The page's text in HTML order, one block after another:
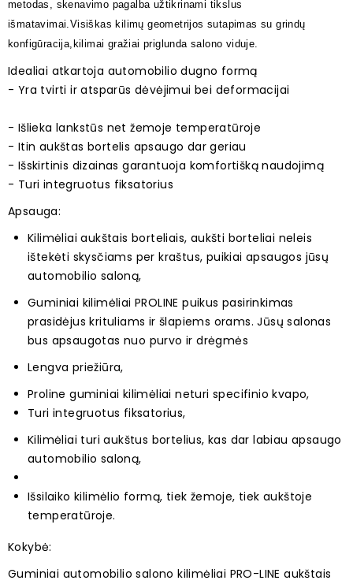
metodas, skenavimo pagalba užtikrinami tikslus
išmatavimai.Visiškas kilimų geometrijos sutapimas su grindų
konfigūracija,kilimai gražiai priglunda salono viduje.
Idealiai atkartoja automobilio dugno formą
- Yra tvirti ir atsparūs dėvėjimui bei deformacijai
- Išlieka lankstūs net žemoje temperatūroje
- Itin aukštas bortelis apsaugo dar geriau
- Išskirtinis dizainas garantuoja komfortišką naudojimą
- Turi integruotus fiksatorius
Apsauga:
Kilimėliai aukštais borteliais, aukšti borteliai neleis
ištekėti skysčiams per kraštus, puikiai apsaugos jūsų
automobilio saloną,
Guminiai kilimėliai PROLINE puikus pasirinkimas
prasidėjus krituliams ir šlapiems orams. Jūsų salonas
bus apsaugotas nuo purvo ir drėgmės
Lengva priežiūra,
Proline guminiai kilimėliai neturi specifinio kvapo,
Turi integruotus fiksatorius,
Kilimėliai turi aukštus bortelius, kas dar labiau apsaugo
automobilio saloną,
Išsilaiko kilimėlio formą, tiek žemoje, tiek aukštoje
temperatūroje.
Kokybė:
Guminiai automobilio salono kilimėliai PRO-LINE aukštais